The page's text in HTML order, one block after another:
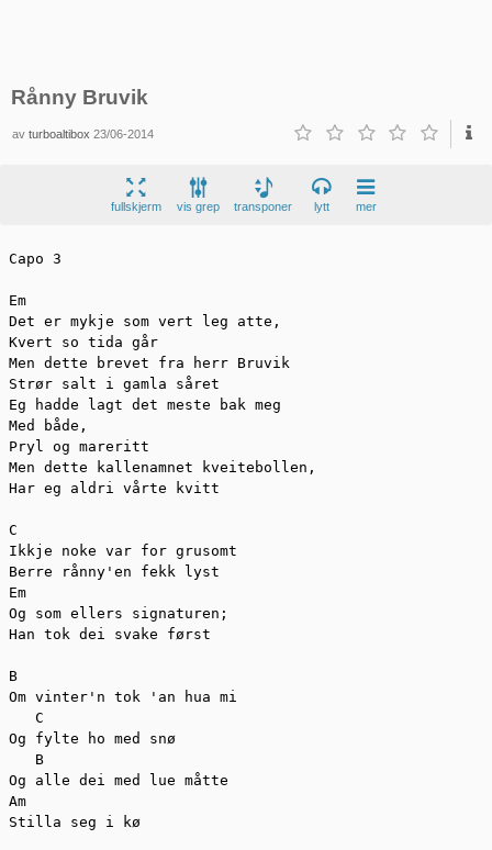
Rånny Bruvik
avturboaltibox 23/06-2014
fullskjerm vis grep transponer lytt mer
Capo 3
Em
Det er mykje som vert leg atte,
Kvert so tida går
Men dette brevet fra herr Bruvik
Strør salt i gamla såret
Eg hadde lagt det meste bak meg
Med både,
Pryl og mareritt
Men dette kallenamnet kveitebollen,
Har eg aldri vårte kvitt
C
Ikkje noke var for grusomt
Berre rånny'en fekk lyst
Em
Og som ellers signaturen;
Han tok dei svake først
B
Om vinter'n tok 'an hua mi
   C
Og fylte ho med snø
   B
Og alle dei med lue måtte
Am
Stilla seg i kø